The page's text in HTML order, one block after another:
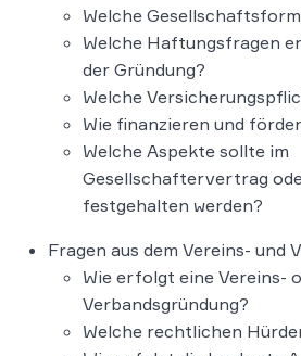
Welche
Welche Haftungsfragen
der Gründung?
Welche
Wie finanzieren und
Welche Aspekte sollte im
Gesellschaftervertrag
festgehalten werden?
Fragen aus dem Vereins- und
Wie erfolgt eine Vereins-
Verbandsgründung?
Welche rechtlichen